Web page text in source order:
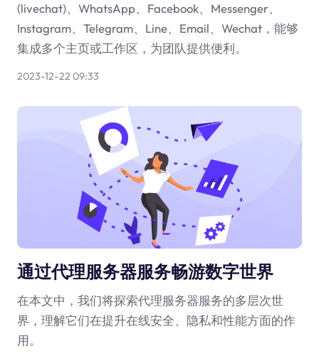
(livechat)、WhatsApp、Facebook、Messenger、
Instagram、Telegram、Line、Email、Wechat，能够
集成多个主页或工作区，为团队提供便利。
2023-12-22 09:33
通过代理服务器服务畅游数字世界
在本文中，我们将探索代理服务器服务的多层次世
界，理解它们在提升在线安全、隐私和性能方面的作
用。